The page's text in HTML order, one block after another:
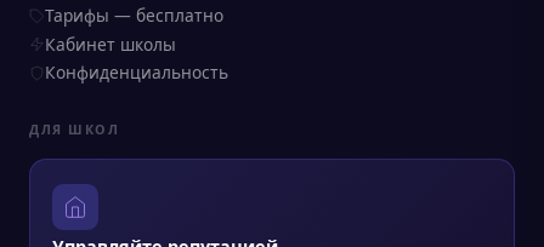
Тарифы — бесплатно
Кабинет школы
Конфиденциальность
ДЛЯ ШКОЛ